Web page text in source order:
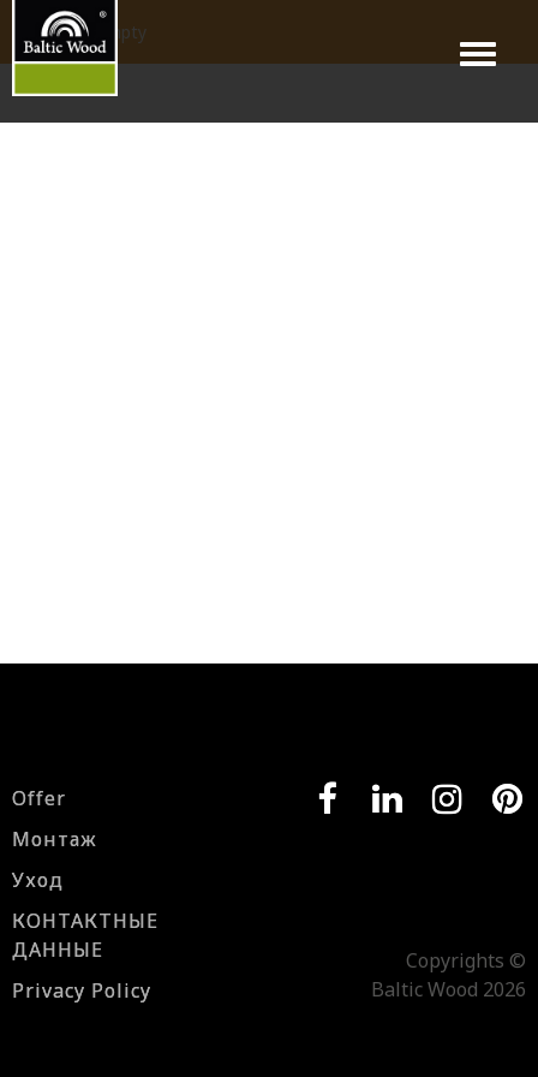
Menu
products_empty
Offer
Монтаж
Уход
КОНТАКТНЫЕ
ДАННЫЕ
Privacy Policy
Copyrights ©
Baltic Wood 2026